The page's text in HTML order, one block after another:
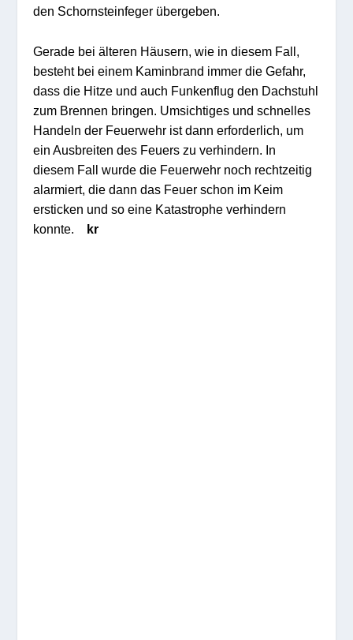
den Schornsteinfeger übergeben.
Gerade bei älteren Häusern, wie in diesem Fall,
besteht bei einem Kaminbrand immer die Gefahr,
dass die Hitze und auch Funkenflug den Dachstuhl
zum Brennen bringen. Umsichtiges und schnelles
Handeln der Feuerwehr ist dann erforderlich, um
ein Ausbreiten des Feuers zu verhindern. In
diesem Fall wurde die Feuerwehr noch rechtzeitig
alarmiert, die dann das Feuer schon im Keim
ersticken und so eine Katastrophe verhindern
konnte. kr